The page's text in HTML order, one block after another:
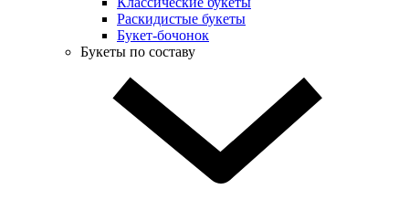
Раскидистые букеты
Букет-бочонок
Букеты по составу